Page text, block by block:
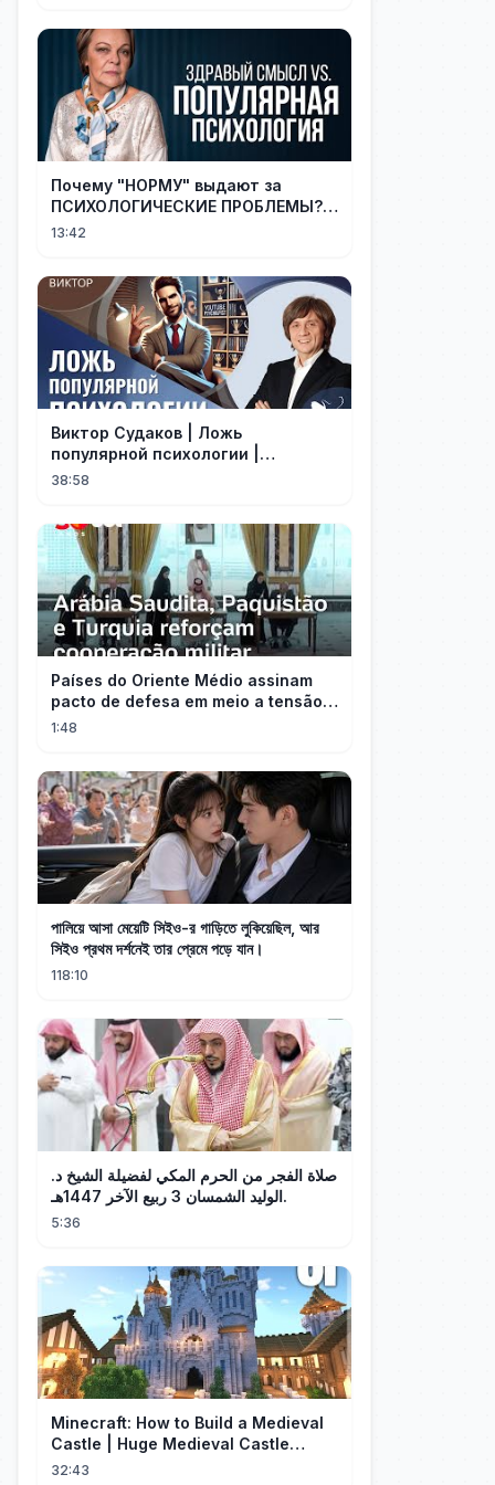
Почему "НОРМУ" выдают за
ПСИХОЛОГИЧЕСКИЕ ПРОБЛЕМЫ?
Последствия "популярной"
13:42
Виктор Судаков | Ложь
популярной психологии |
Проповедь
38:58
Países do Oriente Médio assinam
pacto de defesa em meio a tensão
com Irã
1:48
পালিয়ে আসা মেয়েটি সিইও-র গাড়িতে লুকিয়েছিল, আর
সিইও প্রথম দর্শনেই তার প্রেমে পড়ে যান।
118:10
صلاة الفجر من الحرم المكي لفضيلة الشيخ د.
الوليد الشمسان 3 ربيع الآخر 1447هـ.
5:36
Minecraft: How to Build a Medieval
Castle | Huge Medieval Castle
Tutorial - Part 1
32:43